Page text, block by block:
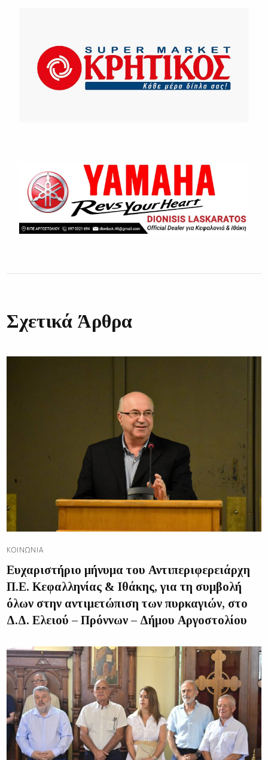
Σχετικά Άρθρα
ΚΟΙΝΩΝΊΑ
Ευχαριστήριο μήνυμα του Αντιπεριφερειάρχη
Π.Ε. Κεφαλληνίας & Ιθάκης, για τη συμβολή
όλων στην αντιμετώπιση των πυρκαγιών, στο
Δ.Δ. Ελειού – Πρόννων – Δήμου Αργοστολίου